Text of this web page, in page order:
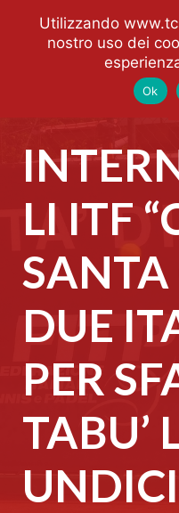
LI ITF
SANTA
DUE
PER
TABU’
Utilizzando
nostro uso dei
Ok